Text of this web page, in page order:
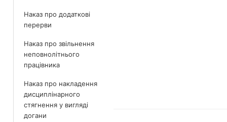
Наказ про додаткові
перерви
Наказ про звільнення
неповнолітнього
працівника
Наказ про накладення
дисциплінарного
стягнення у вигляді
догани